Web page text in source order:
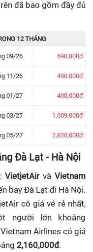
đã bao gồm đầy đủ
12 THÁNG
09/26 690,000đ
11/26 490,000đ
01/27 490,000đ
03/27 1,009,000đ
05/27 2,820,000đ
Đà Lạt - Hà Nội
VietjetAirvàVietnam
bay Đà Lạt đi Hà Nội.
có giá vé rẻ nhất,
người lớn khoảng
Airlines có giá
2,160,000đ.